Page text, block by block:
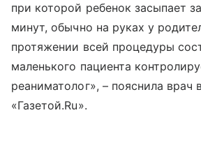
при которой ребенок засыпает
минут, обычно на руках у
протяжении всей процедуры
маленького пациента
реаниматолог», – пояснила врач
«Газетой.Ru».